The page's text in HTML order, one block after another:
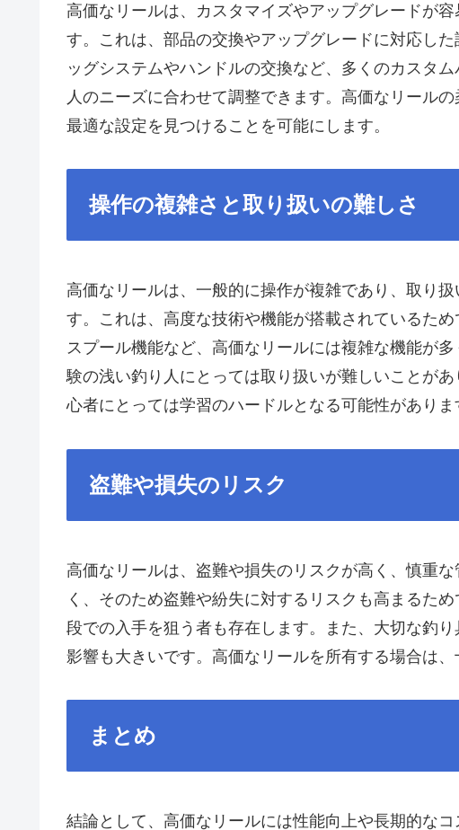
高価なリールは、カスタマイズやアップグレードが
す。これは、部品の交換やアップグレードに対応し
ッグシステムやハンドルの交換など、多くのカスタ
人のニーズに合わせて調整できます。高価なリール
最適な設定を見つけることを可能にします。
操作の複雑さと取り扱いの難しさ
高価なリールは、一般的に操作が複雑であり、取り
す。これは、高度な技術や機能が搭載されているた
スプール機能など、高価なリールには複雑な機能が
験の浅い釣り人にとっては取り扱いが難しいことが
心者にとっては学習のハードルとなる可能性がありま
盗難や損失のリスク
高価なリールは、盗難や損失のリスクが高く、慎重
く、そのため盗難や紛失に対するリスクも高まるた
段での入手を狙う者も存在します。また、大切な釣
影響も大きいです。高価なリールを所有する場合は
まとめ
結論として、高価なリールには性能向上や長期的な